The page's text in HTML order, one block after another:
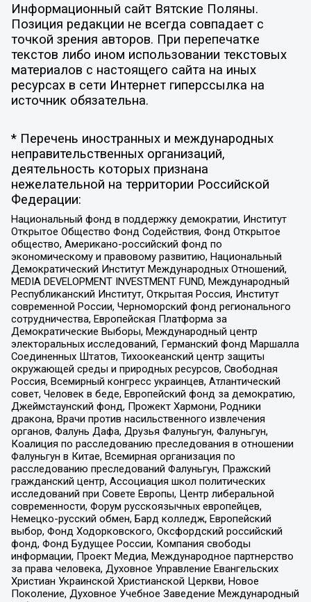
Информационный сайт Вятские Поляны.
Позиция редакции не всегда совпадает с
точкой зрения авторов. При перепечатке
текстов либо ином использовании текстовых
материалов с настоящего сайта на иных
ресурсах в сети Интернет гиперссылка на
источник обязательна.
* Перечень иностранных и международных
неправительственных организаций,
деятельность которых признана
нежелательной на территории Российской
Федерации:
Национальный фонд в поддержку демократии, Институт
Открытое Общество Фонд Содействия, Фонд Открытое
общество, Американо-российский фонд по
экономическому и правовому развитию, Национальный
Демократический Институт Международных Отношений,
MEDIA DEVELOPMENT INVESTMENT FUND, Международный
Республиканский Институт, Открытая Россия, Институт
современной России, Черноморский фонд регионального
сотрудничества, Европейская Платформа за
Демократические Выборы, Международный центр
электоральных исследований, Германский фонд Маршалла
Соединенных Штатов, Тихоокеанский центр защиты
окружающей среды и природных ресурсов, Свободная
Россия, Всемирный конгресс украинцев, Атлантический
совет, Человек в беде, Европейский фонд за демократию,
Джеймстаунский фонд, Прожект Хармони, Родники
дракона, Врачи против насильственного извлечения
органов, Фалунь Дафа, Друзья Фалуньгун, Фалуньгун,
Коалиция по расследованию преследования в отношении
Фалуньгун в Китае, Всемирная организация по
расследованию преследований Фалуньгун, Пражский
гражданский центр, Ассоциация школ политических
исследований при Совете Европы, Центр либеральной
современности, Форум русскоязычных европейцев,
Немецко-русский обмен, Бард колледж, Европейский
выбор, Фонд Ходорковского, Оксфордский российский
фонд, Фонд Будущее России, Компания свободы
информации, Проект Медиа, Международное партнерство
за права человека, Духовное Управление Евангельских
Христиан Украинской Христианской Церкви, Новое
Поколение, Духовное Учебное Заведение Международный